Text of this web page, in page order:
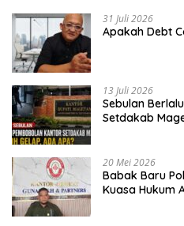
31 Juli 2026
Apakah Debt
13 Juli 2026
Sebulan
Setdakab
20 Mei 2026
Babak Baru
Kuasa Hukum